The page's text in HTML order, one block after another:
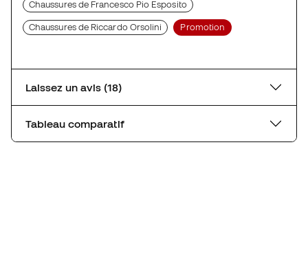
Chaussures de Francesco Pio Esposito
Chaussures de Riccardo Orsolini Promotion
Laissez un avis (18)
Tableau comparatif